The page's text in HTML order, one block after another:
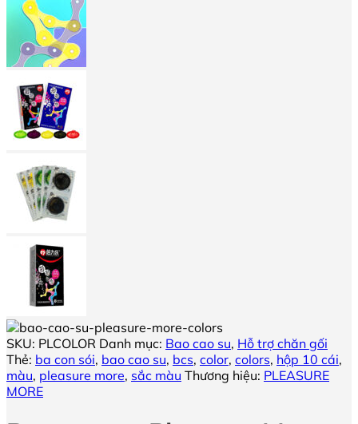
SKU: PLCOLOR Danh mục: Bao cao su, Hỗ trợ chăn gối
Thẻ: ba con sói, bao cao su, bcs, color, colors, hộp 10 cái,
màu, pleasure more, sắc màu Thương hiệu: PLEASURE
MORE